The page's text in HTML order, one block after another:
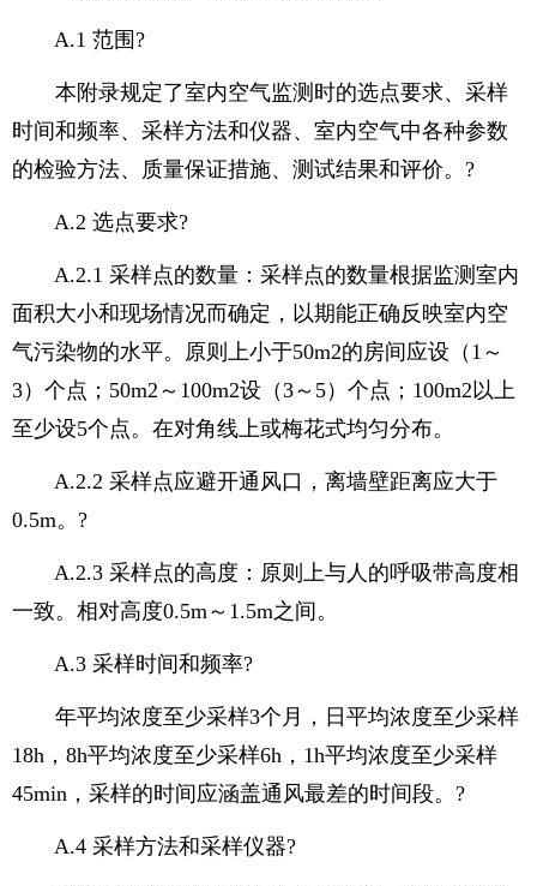
A.1 范围?
本附录规定了室内空气监测时的选点要求、采样
时间和频率、采样方法和仪器、室内空气中各种参数
的检验方法、质量保证措施、测试结果和评价。?
A.2 选点要求?
A.2.1 采样点的数量：采样点的数量根据监测室内
面积大小和现场情况而确定，以期能正确反映室内空
气污染物的水平。原则上小于50m2的房间应设（1～
3）个点；50m2～100m2设（3～5）个点；100m2以上
至少设5个点。在对角线上或梅花式均匀分布。
A.2.2 采样点应避开通风口，离墙壁距离应大于
0.5m。?
A.2.3 采样点的高度：原则上与人的呼吸带高度相
一致。相对高度0.5m～1.5m之间。
A.3 采样时间和频率?
年平均浓度至少采样3个月，日平均浓度至少采样
18h，8h平均浓度至少采样6h，1h平均浓度至少采样
45min，采样的时间应涵盖通风最差的时间段。?
A.4 采样方法和采样仪器?